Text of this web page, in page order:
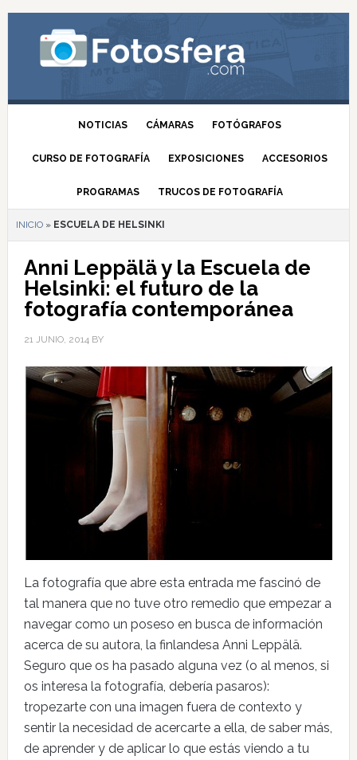
NOTICIAS CÁMARAS FOTÓGRAFOS
CURSO DE FOTOGRAFÍA EXPOSICIONES ACCESORIOS
PROGRAMAS TRUCOS DE FOTOGRAFÍA
INICIO» ESCUELA DE HELSINKI
Anni Leppälä y la Escuela de
Helsinki: el futuro de la
fotografía contemporánea
21 JUNIO, 2014BY
La fotografía que abre esta entrada me fascinó de
tal manera que no tuve otro remedio que empezar a
navegar como un poseso en busca de información
acerca de su autora, la finlandesa Anni Leppälä.
Seguro que os ha pasado alguna vez (o al menos, si
os interesa la fotografía, debería pasaros):
tropezarte con una imagen fuera de contexto y
sentir la necesidad de acercarte a ella, de saber más,
de aprender y de aplicar lo que estás viendo a tu